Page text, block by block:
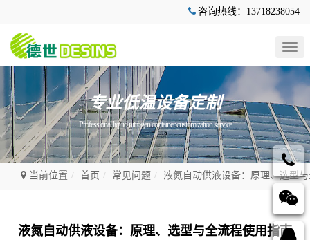
咨询热线：13718238054
专业低温设备定制
Professional liquid nitrogen container customization service
当前位置 首页 常见问题 液氮自动供液设备：原理、选型
液氮自动供液设备：原理、选型与全流程使用指南